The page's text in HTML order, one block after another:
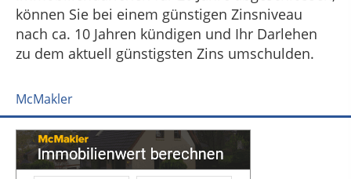
können Sie bei einem günstigen Zinsniveau
nach ca. 10 Jahren kündigen und Ihr Darlehen
zu dem aktuell günstigsten Zins umschulden.
McMakler